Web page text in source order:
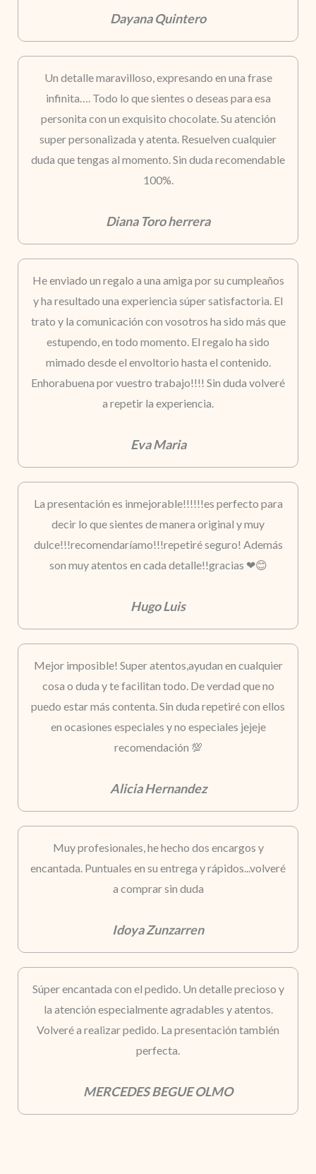
Dayana Quintero
Un detalle maravilloso, expresando en una frase
infinita…. Todo lo que sientes o deseas para esa
personita con un exquisito chocolate. Su atención
super personalizada y atenta. Resuelven cualquier
duda que tengas al momento. Sin duda recomendable
100%.
Diana Toro herrera
He enviado un regalo a una amiga por su cumpleaños
y ha resultado una experiencia súper satisfactoria. El
trato y la comunicación con vosotros ha sido más que
estupendo, en todo momento. El regalo ha sido
mimado desde el envoltorio hasta el contenido.
Enhorabuena por vuestro trabajo!!!! Sin duda volveré
a repetir la experiencia.
Eva Maria
La presentación es inmejorable!!!!!!es perfecto para
decir lo que sientes de manera original y muy
dulce!!!recomendaríamo!!!repetiré seguro! Además
son muy atentos en cada detalle!!gracias ❤😊
Hugo Luis
Mejor imposible! Super atentos,ayudan en cualquier
cosa o duda y te facilitan todo. De verdad que no
puedo estar más contenta. Sin duda repetiré con ellos
en ocasiones especiales y no especiales jejeje
recomendación 💯
Alicia Hernandez
Muy profesionales, he hecho dos encargos y
encantada. Puntuales en su entrega y rápidos...volveré
a comprar sin duda
Idoya Zunzarren
Súper encantada con el pedido. Un detalle precioso y
la atención especialmente agradables y atentos.
Volveré a realizar pedido. La presentación también
perfecta.
MERCEDES BEGUE OLMO